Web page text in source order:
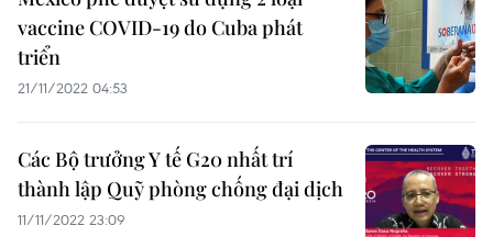
vaccine COVID-19 do Cuba phát
triển
21/11/2022 04:53
Các Bộ trưởng Y tế G20 nhất trí
thành lập Quỹ phòng chống đại dịch
11/11/2022 23:09